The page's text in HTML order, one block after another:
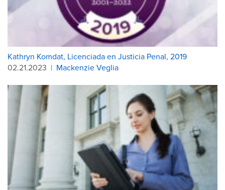
Kathryn Komdat, Licenciada en Justicia Penal, 2019
02.21.2023 | Mackenzie Veglia